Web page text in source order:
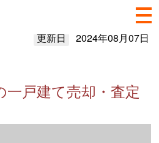
更新日 2024年08月07日
一戸建て売却・査定
建て売却情報（2023年1